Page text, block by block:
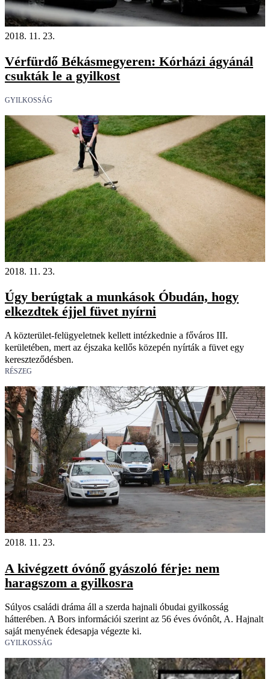
2018. 11. 23.
Vérfürdő Békásmegyeren: Kórházi ágyánál
csukták le a gyilkost
GYILKOSSÁG
2018. 11. 23.
Úgy berúgtak a munkások Óbudán, hogy
elkezdtek éjjel füvet nyírni
A közterület-felügyeletnek kellett intézkednie a főváros III.
kerületében, mert az éjszaka kellős közepén nyírták a füvet egy
kereszteződésben.
RÉSZEG
2018. 11. 23.
A kivégzett óvónő gyászoló férje: nem
haragszom a gyilkosra
Súlyos családi dráma áll a szerda hajnali óbudai gyilkosság
hátterében. A Bors információi szerint az 56 éves óvónôt, A. Hajnalt
saját menyének édesapja végezte ki.
GYILKOSSÁG